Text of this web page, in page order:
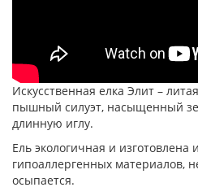
Искусственная елка Элит –
пышный силуэт, насыщенный
длинную иглу.
Ель экологичная и
гипоаллергенных материалов,
осыпается.